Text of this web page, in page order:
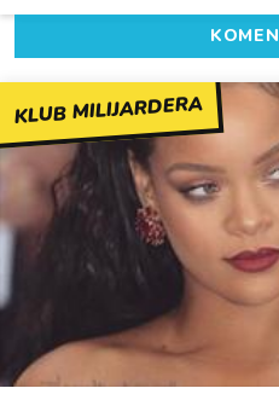
KLUB MILIJARDERA